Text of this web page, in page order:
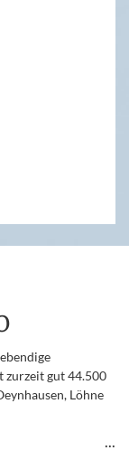
zurzeit gut 44.500
Löhne